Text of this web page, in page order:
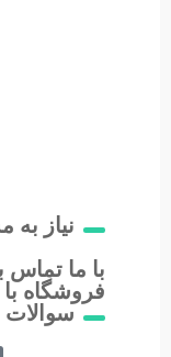
نیاز به
با ما تماس
فروشگاه